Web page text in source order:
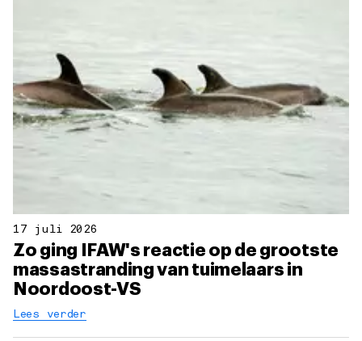
17 juli 2026
Zo ging IFAW's reactie op de grootste
massastranding van tuimelaars in
Noordoost-VS
Lees verder